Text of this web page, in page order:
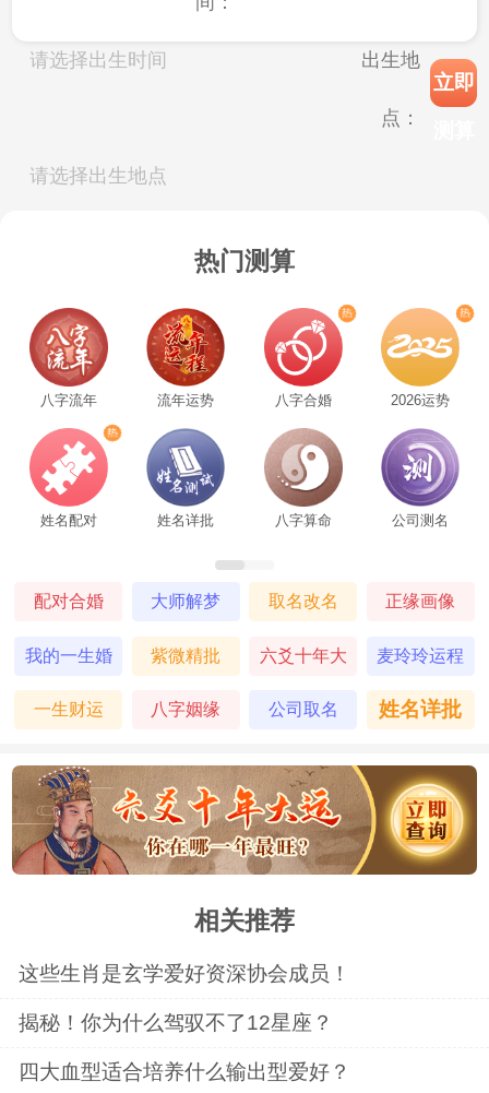
中，试图解读其中隐藏的启示。这种爱好不
仅满足了他们对未知的好奇，还为他们提供
了一种独特的自我认知和人际交往的方式。
收藏冷门手工艺品也是AB型血人常见的
是钟情于那些具有独特工艺和文化内涵的小
众手工艺品，比如传统的皮影、精美的剪纸
艺术作品等。AB型血的人具有较高的审美水
平和细腻的情感，他们能够敏锐地捕捉到这
些手工艺品中蕴含的艺术价值和文化底蕴。
皮影制作工艺复杂，从选皮、制皮到雕刻、
上色，每一个环节都凝聚着匠人的心血，其
独特的造型和生动的表演形式展现了民间艺
术的魅力；剪纸则以其简洁而富有韵味的线
条，传达出人们对生活的美好祝愿。AB型血
的人在收藏这些手工艺品的过程中，仿佛在
与历史对话，感受着传统文化的温度。他们
会精心研究每一件藏品的制作工艺和背后的
文化故事，将收藏视为一种对传统文化的传
承和守护。
在音乐领域，AB型血的人往往偏爱一些
请选择出生时间 出生地
点：
请选择出生地点
立即
热门测算
八字流年 流年运势 八字合婚 2026运势
姓名配对 姓名详批 八字算命 公司测名
配对合婚 大师解梦 取名改名 正缘画像
我的一生婚
姻
紫微精批 六爻十年大 麦玲玲运程
一生财运 八字姻缘 公司取名 姓名详批
相关推荐
这些生肖是玄学爱好资深协会成员！
揭秘！你为什么驾驭不了12星座？
四大血型适合培养什么输出型爱好？